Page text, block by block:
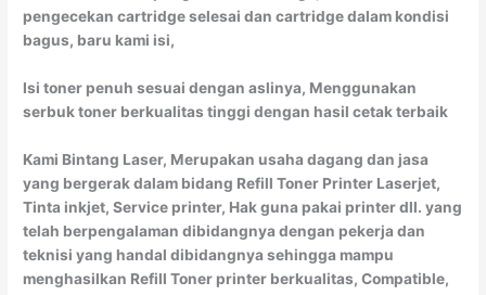
pengecekan cartridge selesai dan cartridge dalam kondisi
bagus, baru kami isi,
Isi toner penuh sesuai dengan aslinya, Menggunakan
serbuk toner berkualitas tinggi dengan hasil cetak terbaik
Kami Bintang Laser, Merupakan usaha dagang dan jasa
yang bergerak dalam bidang Refill Toner Printer Laserjet,
Tinta inkjet, Service printer, Hak guna pakai printer dll. yang
telah berpengalaman dibidangnya dengan pekerja dan
teknisi yang handal dibidangnya sehingga mampu
menghasilkan Refill Toner printer berkualitas, Compatible,